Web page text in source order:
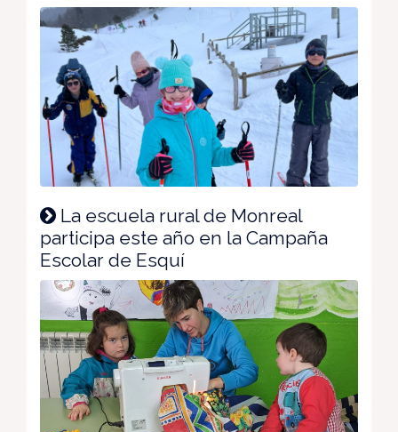
La escuela rural de Monreal
participa este año en la Campaña
Escolar de Esquí